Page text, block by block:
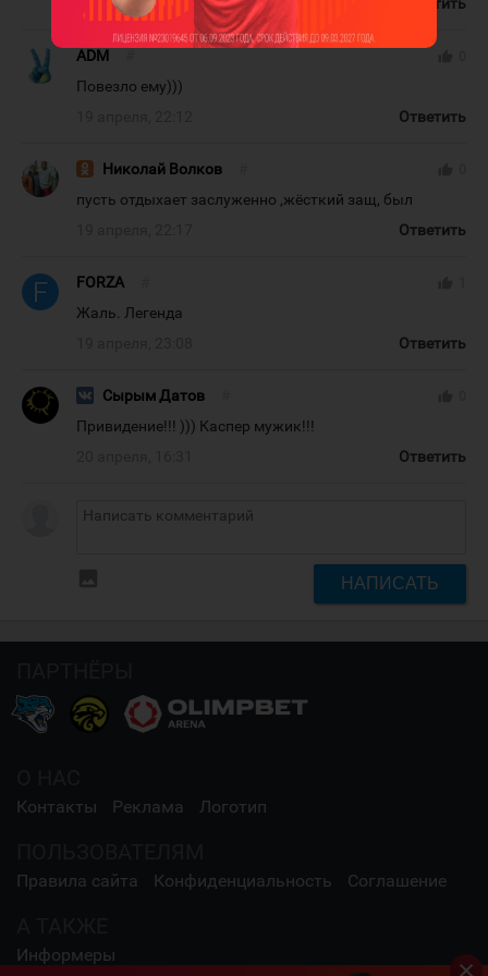
ADM
Повезло ему)))
Ответить
Николай Волков
пусть отдыхает заслуженно ,жёсткий защ, был
Ответить
FORZA
Жаль. Легенда
Ответить
Сырым Датов
Привидение!!! ))) Каспер мужик!!!
Ответить
НАПИСАТЬ
Контакты Реклама Логотип
Правила сайта Конфиденциальность Соглашение
Информеры